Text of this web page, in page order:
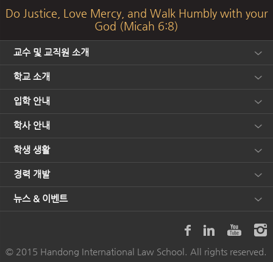
Do Justice, Love Mercy, and Walk Humbly with your
God (Micah 6:8)
교수 및 교직원 소개
학교 소개
입학 안내
학사 안내
학생 생활
경력 개발
뉴스 & 이벤트
© 2015 Handong International Law School. All rights reserved.